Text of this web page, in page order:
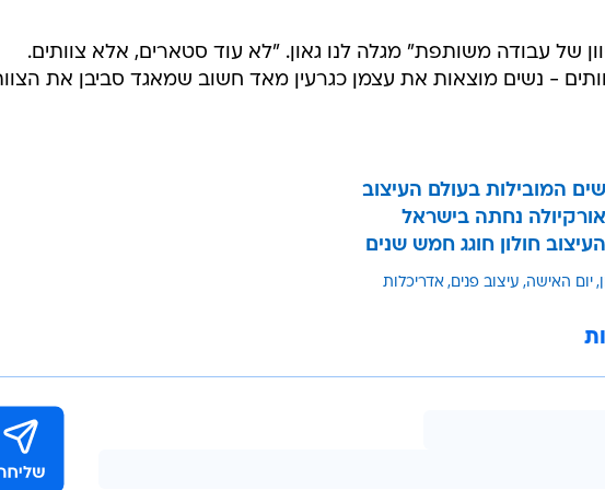
של עבודה משותפת" מגלה לנו גאון. "לא עוד סטארים, אלא צוותים.
- נשים מוצאות את עצמן כגרעין מאד חשוב שמאגד סביבן את
המובילות בעולם העיצוב
אורקיולה נחתה בישראל
חולון חוגג חמש שנים
יום האישה עיצוב פנים אדריכלות